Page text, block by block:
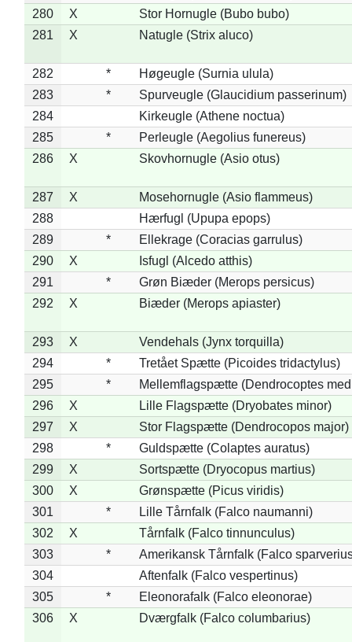
280
X
Stor Hornugle (Bubo bubo)
281
X Natugle (Strix aluco)
282 *
Høgeugle (Surnia ulula)
283
*
Spurveugle (Glaucidium passerinum)
284
Kirkeugle (Athene noctua)
285
*
Perleugle (Aegolius funereus)
286
X Skovhornugle (Asio otus)
287 X
Mosehornugle (Asio flammeus)
288
Hærfugl (Upupa epops)
289
*
Ellekrage (Coracias garrulus)
290
X
Isfugl (Alcedo atthis)
291
*
Grøn Biæder (Merops persicus)
292
X Biæder (Merops apiaster)
293 X
Vendehals (Jynx torquilla)
294
*
Tretået Spætte (Picoides tridactylus)
295
*
Mellemflagspætte (Dendrocoptes
296
X
Lille Flagspætte (Dryobates minor)
297
X
Stor Flagspætte (Dendrocopos major)
298
*
Guldspætte (Colaptes auratus)
299
X
Sortspætte (Dryocopus martius)
300
X
Grønspætte (Picus viridis)
301
*
Lille Tårnfalk (Falco naumanni)
302
X
Tårnfalk (Falco tinnunculus)
303
*
Amerikansk Tårnfalk (Falco
304
Aftenfalk (Falco vespertinus)
305
*
Eleonorafalk (Falco eleonorae)
306
X Dværgfalk (Falco columbarius)